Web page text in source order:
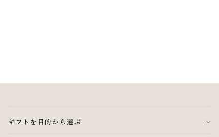
ギフトを目的から選ぶ